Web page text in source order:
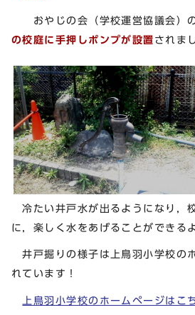
おやじの会（学校運営協議会）
の校庭に手押しポンプが設置 されま
冷たい井戸水が出るようになり，
に，楽しく水をあげることができる
井戸掘りの様子は上鳥羽小学校の
れています！
上鳥羽小学校のホームページはこ